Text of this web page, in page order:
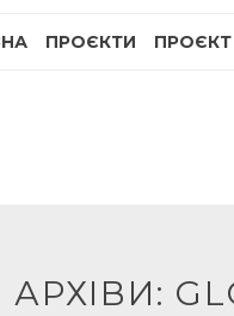
ПРОЄКТИ ПРОЄКТ
АРХІВИ: